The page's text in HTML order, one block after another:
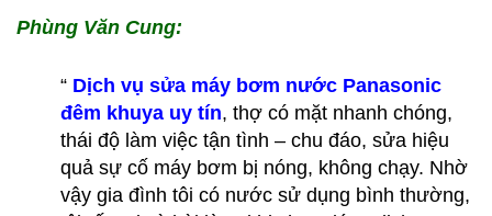
Phùng Văn Cung:
“ Dịch vụ sửa máy bơm nước Panasonic
đêm khuya uy tín, thợ có mặt nhanh chóng,
thái độ làm việc tận tình – chu đáo, sửa hiệu
quả sự cố máy bơm bị nóng, không chạy. Nhờ
vậy gia đình tôi có nước sử dụng bình thường,